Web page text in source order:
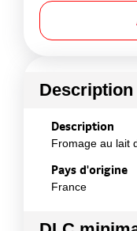
Description
Fromage au lait
Pays d'origine
France